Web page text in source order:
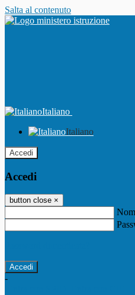
Salta al contenuto
Italiano
Italiano
Accedi
Accedi
button close ×
-